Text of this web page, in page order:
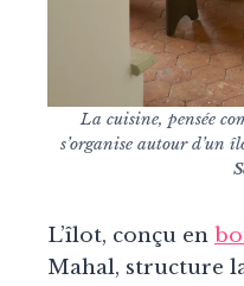
La cuisine, pensée
s’organise autour d’un
L’îlot, conçu en
Mahal, structure